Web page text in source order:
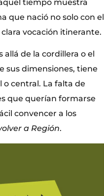
tiempo muestra
que nació no solo con el
vocación itinerante.
allá de la cordillera o el
sus dimensiones, tiene
central. La falta de
que querían formarse
convencer a los
a Región.